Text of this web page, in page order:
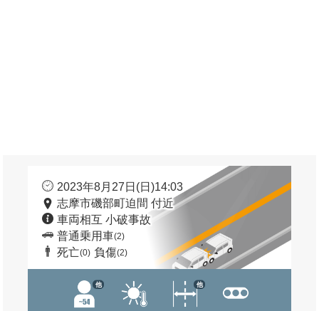
2023年8月27日(日)14:03
志摩市磯部町迫間 付近
車両相互 小破事故
普通乗用車(2)
死亡(0) 負傷(2)
他 他